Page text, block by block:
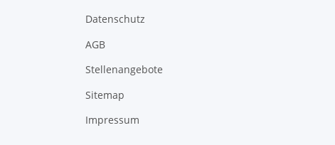
Datenschutz
AGB
Stellenangebote
Sitemap
Impressum